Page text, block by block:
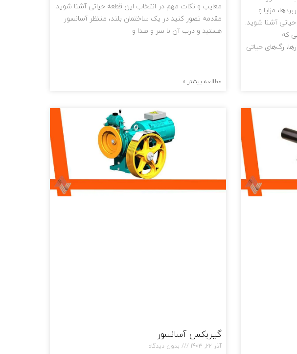
مزایا و
آشنا شوید.
که
رگ‌های حیاتی
معایب و نکات مهم در انتخاب این قطعه حیاتی آشنا شوید.
مقدمه تصور کنید در یک ساختمان بلند، منتظر آسانسور
هستید و درب آن با سر و صدا و
مطالعه بیشتر »
گیربکس آسانسور
آذر 22, 1403 بدون دیدگاه